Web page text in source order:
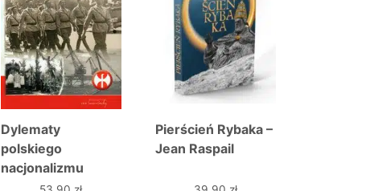
Dylematy
polskiego
nacjonalizmu
Pierścień Rybaka –
Jean Raspail